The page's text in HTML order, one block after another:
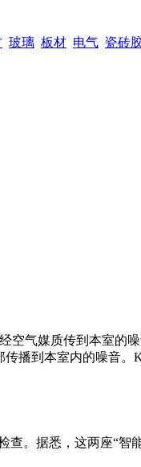
玻璃 板材 电气 瓷砖
空气媒质传到本室的
播到本室内的噪音
。据悉，这两座“智